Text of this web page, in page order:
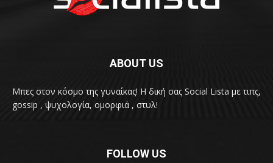
ABOUT US
Μπες στον κόσμο της γυναίκας! H δική σας Social Lista με τιπς,
gossip , ψυχολογία, ομορφιά , στυλ!
FOLLOW US